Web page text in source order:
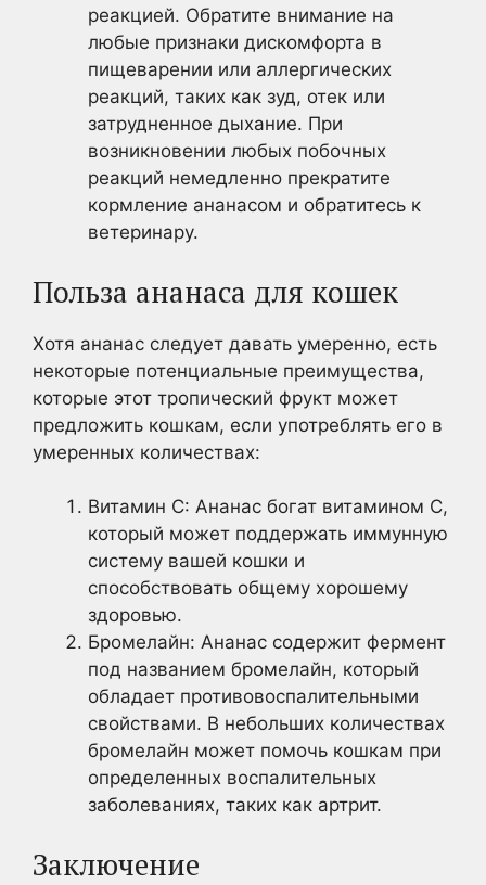
реакцией. Обратите внимание на
любые признаки дискомфорта в
пищеварении или аллергических
реакций, таких как зуд, отек или
затрудненное дыхание. При
возникновении любых побочных
реакций немедленно прекратите
кормление ананасом и обратитесь к
ветеринару.
Польза ананаса для кошек
Хотя ананас следует давать умеренно, есть
некоторые потенциальные преимущества,
которые этот тропический фрукт может
предложить кошкам, если употреблять его в
умеренных количествах:
Витамин С: Ананас богат витамином С,
который может поддержать иммунную
систему вашей кошки и
способствовать общему хорошему
здоровью.
Бромелайн: Ананас содержит фермент
под названием бромелайн, который
обладает противовоспалительными
свойствами. В небольших количествах
бромелайн может помочь кошкам при
определенных воспалительных
заболеваниях, таких как артрит.
Заключение